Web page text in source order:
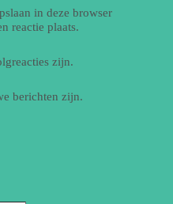
in deze browser
reactie plaats.
zijn.
berichten zijn.